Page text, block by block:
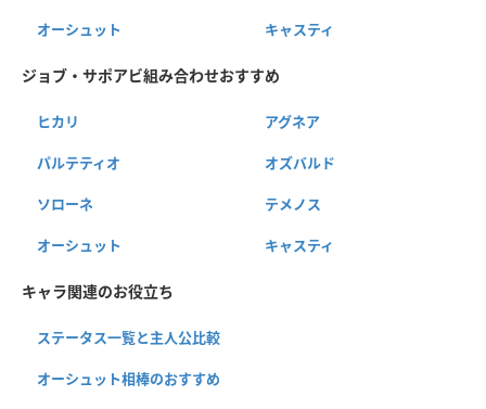
オーシュット キャスティ
ジョブ・サポアビ組み合わせおすすめ
ヒカリ アグネア
パルテティオ オズバルド
ソローネ テメノス
オーシュット キャスティ
キャラ関連のお役立ち
ステータス一覧と主人公比較
オーシュット相棒のおすすめ